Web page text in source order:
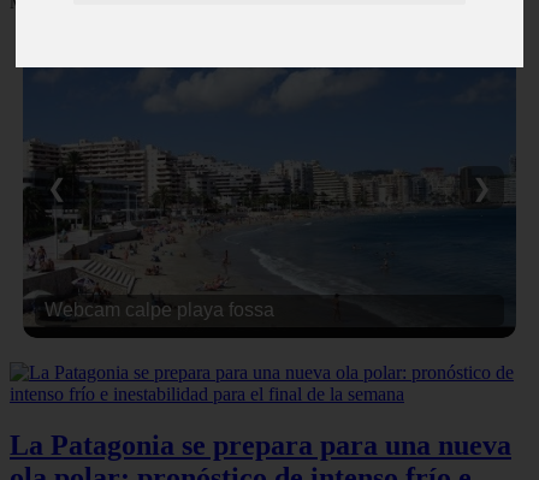
Webcam calpe playa fossa
❮ ❯
La Patagonia se prepara para una nueva